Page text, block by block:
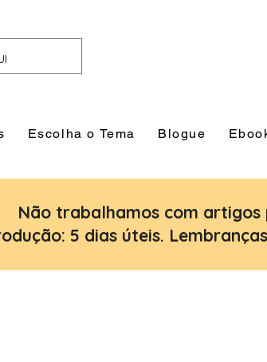
Escolha o Tema Blogue
Não trabalhamos com artigos
5 dias úteis.